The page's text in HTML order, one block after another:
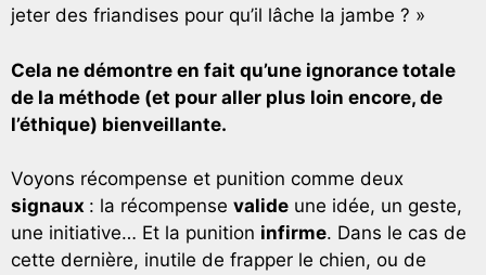
jeter des friandises pour qu’il lâche la jambe ? »
Cela ne démontre en fait qu’une ignorance totale
de la méthode (et pour aller plus loin encore, de
l’éthique) bienveillante.
Voyons récompense et punition comme deux
signaux : la récompense valide une idée, un geste,
une initiative… Et la punition infirme. Dans le cas de
cette dernière, inutile de frapper le chien, ou de